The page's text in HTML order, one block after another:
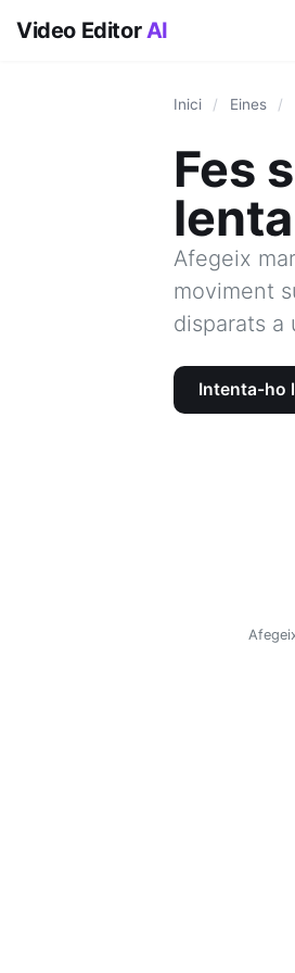
Video EditorAI
Inici / Eines /
Fes
lenta
Afegeix
moviment
disparats a
Intenta-ho